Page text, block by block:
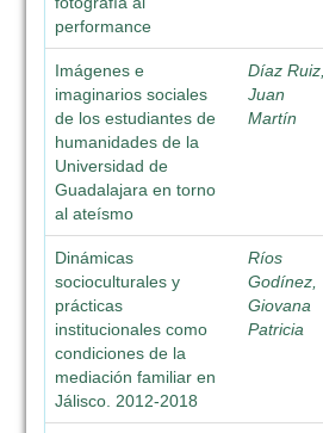
performance
Imágenes e
imaginarios sociales
de los estudiantes de
humanidades de la
Universidad de
Guadalajara en torno
al ateísmo
Díaz Ruiz,
Juan
Martín
Dinámicas
socioculturales y
prácticas
institucionales como
condiciones de la
mediación familiar en
Jálisco. 2012-2018
Ríos
Godínez,
Giovana
Patricia